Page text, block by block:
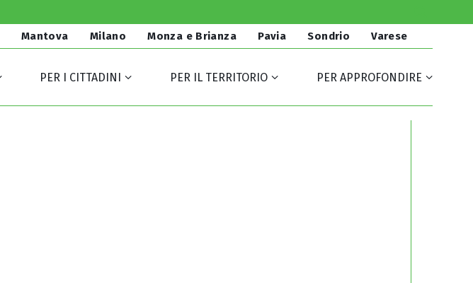
Mantova Milano Monza e Brianza Pavia Sondrio Varese
PER I CITTADINI PER IL TERRITORIO PER APPROFONDIRE